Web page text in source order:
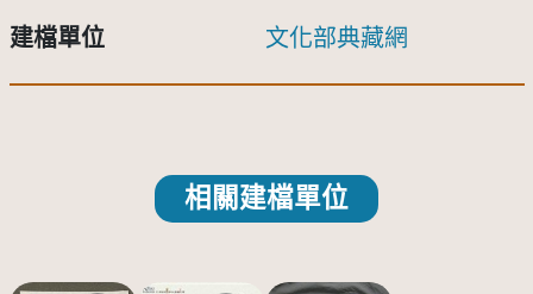
建檔單位 文化部典藏網
相關建檔單位